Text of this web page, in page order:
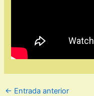
← Entrada anterior